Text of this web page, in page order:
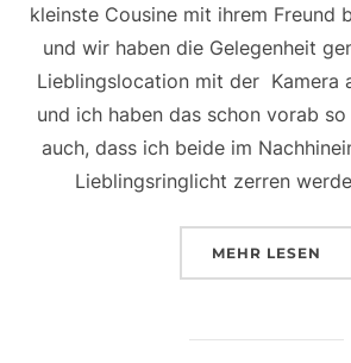
kleinste Cousine mit ihrem Freund
und wir haben die Gelegenheit
Lieblingslocation mit der Kamera
und ich haben das schon vorab
auch, dass ich beide im
Lieblingsringlicht zerren
MEHR ÜBER
LESEN